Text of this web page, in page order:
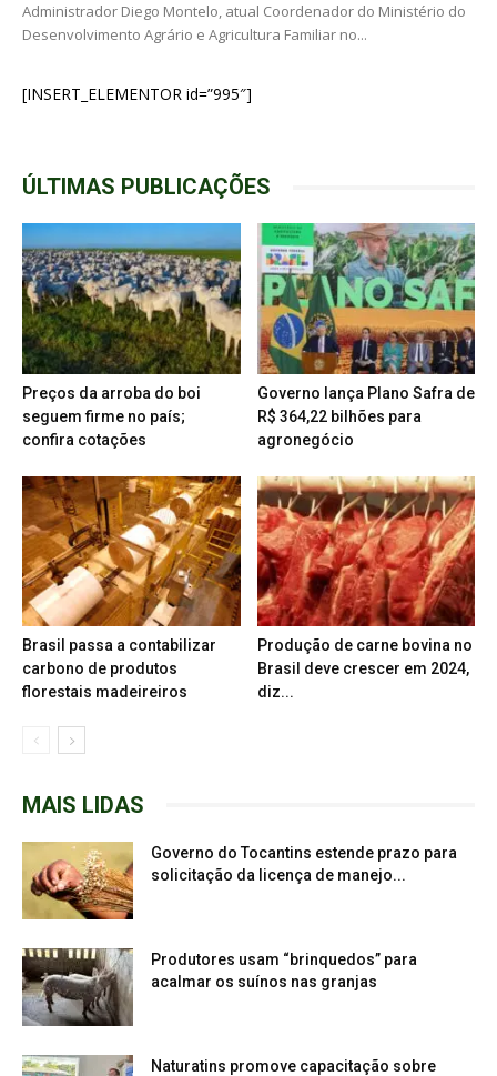
Administrador Diego Montelo, atual Coordenador do Ministério do
Desenvolvimento Agrário e Agricultura Familiar no...
[INSERT_ELEMENTOR id=”995″]
ÚLTIMAS PUBLICAÇÕES
Preços da arroba do boi
seguem firme no país;
confira cotações
Governo lança Plano Safra de
R$ 364,22 bilhões para
agronegócio
Brasil passa a contabilizar
carbono de produtos
florestais madeireiros
Produção de carne bovina no
Brasil deve crescer em 2024,
diz...
MAIS LIDAS
Governo do Tocantins estende prazo para
solicitação da licença de manejo...
Produtores usam “brinquedos” para
acalmar os suínos nas granjas
Naturatins promove capacitação sobre